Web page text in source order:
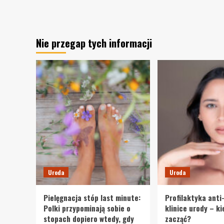
Nie przegap tych informacji
Uroda
Pielęgnacja stóp last minute:
Polki przypominają sobie o
stopach dopiero wtedy, gdy
Uroda
Profilaktyka
klinice urody –
zacząć?